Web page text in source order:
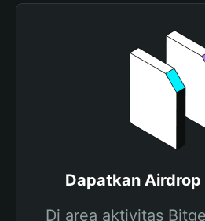
Dapatkan Airdrop
Di area aktivitas